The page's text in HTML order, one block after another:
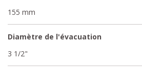
155 mm
Diamètre de l'évacuation
3 1/2"